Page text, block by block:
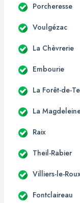
Porcheresse
Voulgézac
La Chèvrerie
Embourie
La Forêt-de-
La
Raix
Theil-Rabier
Villiers-le-
Fontclaireau